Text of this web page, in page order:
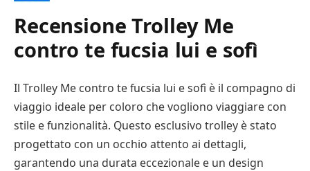
Recensione Trolley Me
contro te fucsia lui e sofì
Il Trolley Me contro te fucsia lui e sofì è il compagno di
viaggio ideale per coloro che vogliono viaggiare con
stile e funzionalità. Questo esclusivo trolley è stato
progettato con un occhio attento ai dettagli,
garantendo una durata eccezionale e un design